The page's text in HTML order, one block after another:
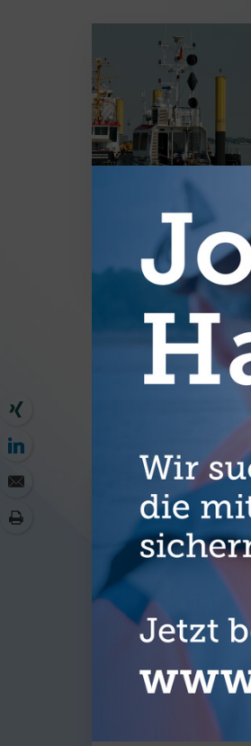
J. Müller Weser
Breakbulk-
Brake weiter aus.